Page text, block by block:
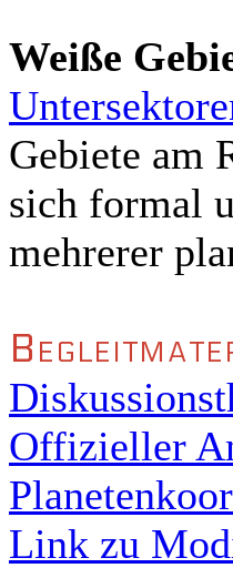
Weiße
Gebiete am
sich formal
mehrerer
Offizieller
Link zu